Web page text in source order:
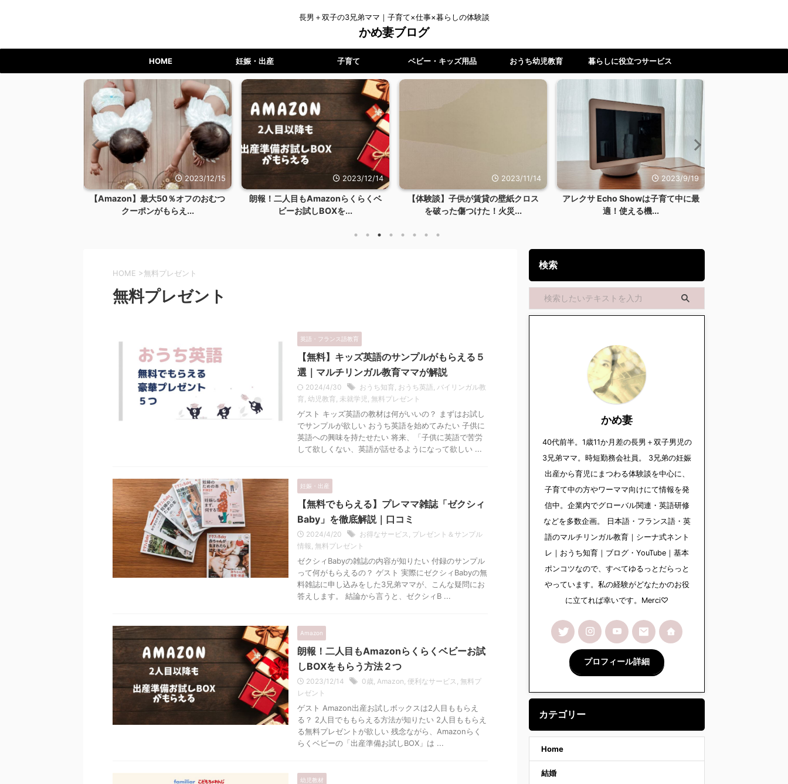
長男＋双子の3兄弟ママ｜子育て×仕事×暮らしの体験談
かめ妻ブログ
HOME 妊娠・出産 子育て ベビー・キッズ用品 おうち幼児教育 暮らしに役立つサービス
2023/12/15
【Amazon】最大50％オフのおむつ
クーポンがもらえ...
2023/12/14
朗報！二人目もAmazonらくらくベ
ビーお試しBOXを...
2023/11/14
【体験談】子供が賃貸の壁紙クロス
を破った傷つけた！火災...
2023/9/19
アレクサ Echo Showは子育て中に最
適！使える機...
HOME >無料プレゼント
無料プレゼント
英語・フランス語教育
【無料】キッズ英語のサンプルがもらえる５
選｜マルチリンガル教育ママが解説
2024/4/30 おうち知育 おうち英語 バイリンガル教
育 幼児教育 未就学児 無料プレゼント
ゲスト キッズ英語の教材は何がいいの？ まずはお試し
でサンプルが欲しい おうち英語を始めてみたい 子供に
英語への興味を持たせたい 将来、「子供に英語で苦労
して欲しくない、英語が話せるようになって欲しい ...
妊娠・出産
【無料でもらえる】プレママ雑誌「ゼクシィ
Baby」を徹底解説｜口コミ
2024/4/20 お得なサービス
プレゼント＆サンプル
情報 無料プレゼント
ゼクシィBabyの雑誌の内容が知りたい 付録のサンプル
って何がもらえるの？ ゲスト 実際にゼクシィBabyの無
料雑誌に申し込みをした3兄弟ママが、こんな疑問にお
答えします。 結論から言うと、ゼクシィB ...
Amazon
朗報！二人目もAmazonらくらくベビーお試
しBOXをもらう方法２つ
2023/12/14 0歳 Amazon 便利なサービス 無料プ
レゼント
ゲスト Amazon出産お試しボックスは2人目ももらえ
る？ 2人目でももらえる方法が知りたい 2人目ももらえ
る無料プレゼントが欲しい 残念ながら、Amazonらく
らくベビーの「出産準備お試しBOX」は ...
幼児教材
検索
かめ妻
40代前半。1歳11か月差の長男＋双子男児の
3兄弟ママ。時短勤務会社員。 3兄弟の妊娠
出産から育児にまつわる体験談を中心に、
子育て中の方やワーママ向けにて情報を発
信中。企業内でグローバル関連・英語研修
などを多数企画。 日本語・フランス語・英
語のマルチリンガル教育｜シーナ式ネント
レ｜おうち知育｜ブログ・YouTube｜基本
ポンコツなので、すべてゆるっとだらっと
やっています。私の経験がどなたかのお役
に立てれば幸いです。Merci♡
プロフィール詳細
カテゴリー
Home
結婚